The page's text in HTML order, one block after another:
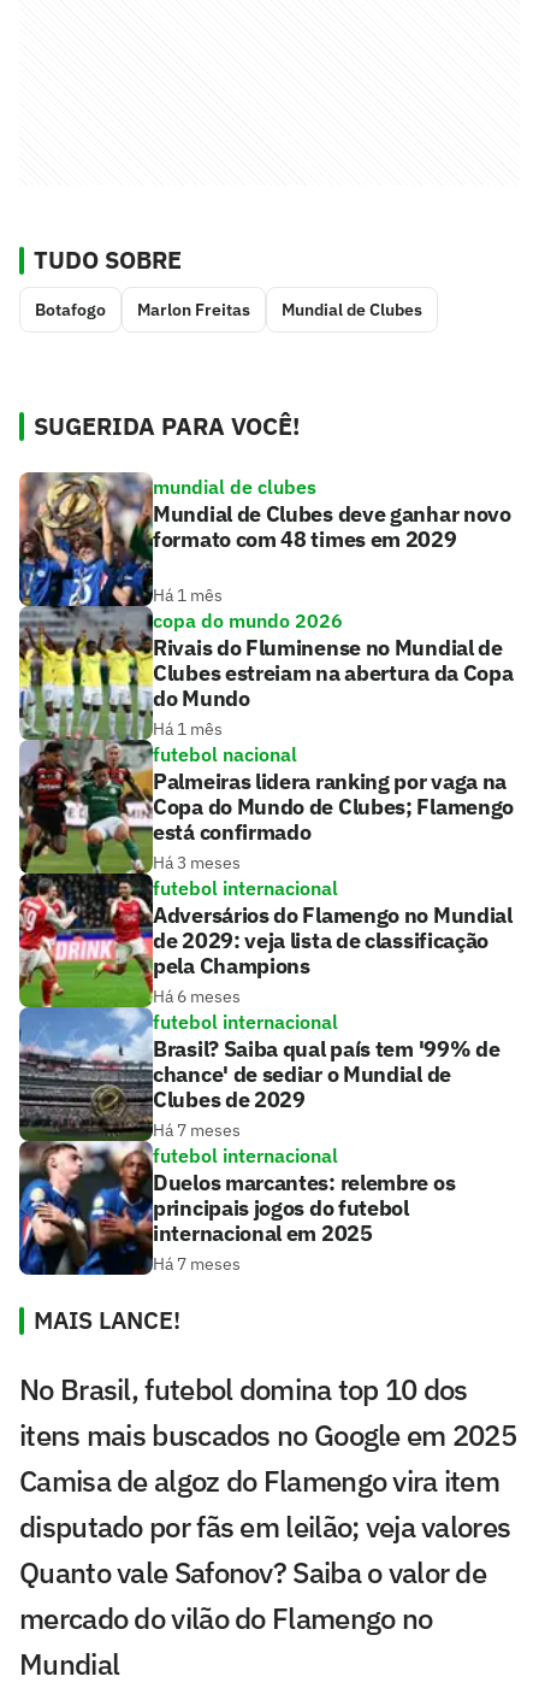
TUDO SOBRE
Botafogo Marlon Freitas Mundial de Clubes
SUGERIDA PARA VOCÊ!
mundial de clubes
Mundial de Clubes deve ganhar novo
formato com 48 times em 2029
Há 1 mês
copa do mundo 2026
Rivais do Fluminense no Mundial de
Clubes estreiam na abertura da Copa
do Mundo
Há 1 mês
futebol nacional
Palmeiras lidera ranking por vaga na
Copa do Mundo de Clubes; Flamengo
está confirmado
Há 3 meses
futebol internacional
Adversários do Flamengo no Mundial
de 2029: veja lista de classificação
pela Champions
Há 6 meses
futebol internacional
Brasil? Saiba qual país tem '99% de
chance' de sediar o Mundial de
Clubes de 2029
Há 7 meses
futebol internacional
Duelos marcantes: relembre os
principais jogos do futebol
internacional em 2025
Há 7 meses
MAIS LANCE!
No Brasil, futebol domina top 10 dos
itens mais buscados no Google em 2025
Camisa de algoz do Flamengo vira item
disputado por fãs em leilão; veja valores
Quanto vale Safonov? Saiba o valor de
mercado do vilão do Flamengo no
Mundial